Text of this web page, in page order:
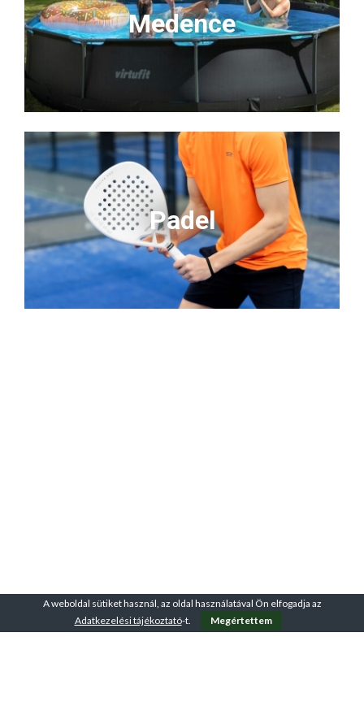
Medence
Padel
A weboldal sütiket használ, az oldal használatával Ön elfogadja az
Adatkezelési tájékoztató-t. Megértettem